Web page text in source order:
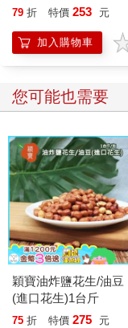
79 折 特價 253 元
加入購物車
您可能也需要
穎寶油炸鹽花生/油豆
(進口花生)1台斤
75 折 特價 275 元